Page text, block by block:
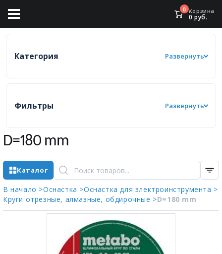
0 Корзина
0 руб.
Категория Развернуть
Фильтры Развернуть
D=180 mm
Каталог
В начало >Оснастка >Оснастка для электроинструмента >
Круги отрезные, алмазные, обдирочные >D=180 mm